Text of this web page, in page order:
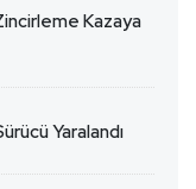
Kazaya
Yaralandı